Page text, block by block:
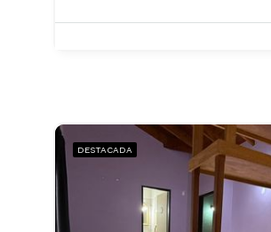
DESTACADA